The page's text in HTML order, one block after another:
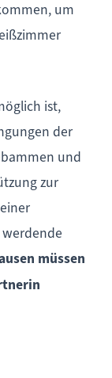
um
ist,
der
und
zur
müssen